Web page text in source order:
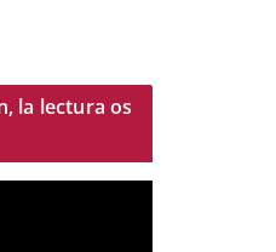
la lectura os